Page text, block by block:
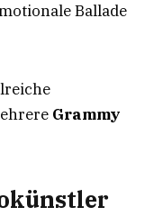
Ballade
Grammy